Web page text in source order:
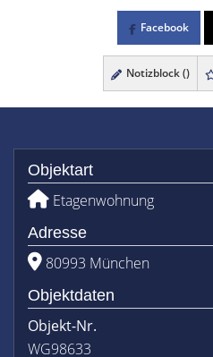
Facebook
Notizblock ()
Objektart
Etagenwohnung
Adresse
80993 München
Objektdaten
Objekt-Nr.
WG98633